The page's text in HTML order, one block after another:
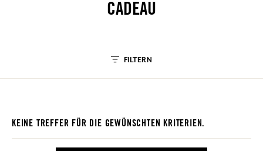
CADEAU
FILTERN
KEINE TREFFER FÜR DIE GEWÜNSCHTEN KRITERIEN.